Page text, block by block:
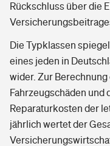
Rückschluss über die
Die Typklassen
eines jeden in
wider. Zur
Fahrzeugschäden und
Reparaturkosten der
jährlich wertet der